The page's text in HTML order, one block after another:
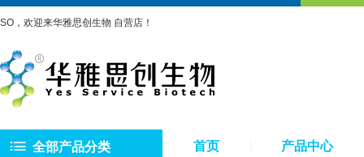
SO，欢迎来华雅思创生物 自营店！
全部产品分类 首页 产品中心